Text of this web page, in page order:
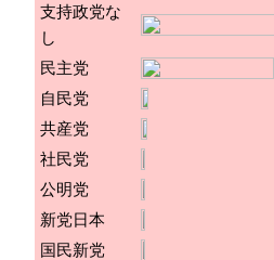
支持政党な
し
民主党
自民党
共産党
社民党
公明党
新党日本
国民新党